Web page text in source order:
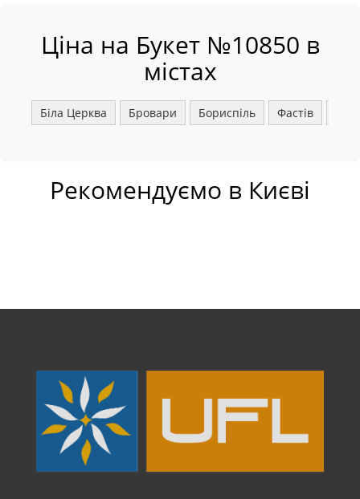
Ціна на Букет №10850 в
містах
Біла Церква Бровари Бориспіль Фастів
Рекомендуємо в Києві